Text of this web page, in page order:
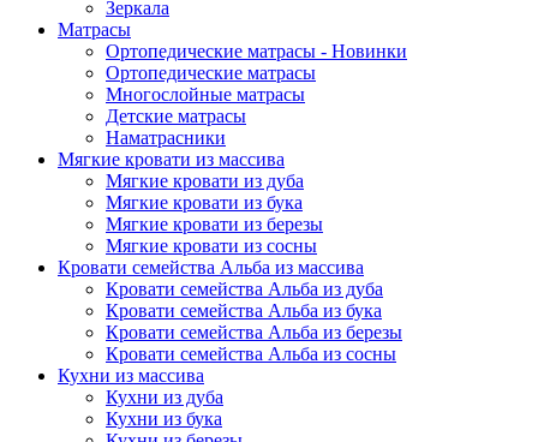
Зеркала
Матрасы
Ортопедические матрасы - Новинки
Ортопедические матрасы
Многослойные матрасы
Детские матрасы
Наматрасники
Мягкие кровати из массива
Мягкие кровати из дуба
Мягкие кровати из бука
Мягкие кровати из березы
Мягкие кровати из сосны
Кровати семейства Альба из массива
Кровати семейства Альба из дуба
Кровати семейства Альба из бука
Кровати семейства Альба из березы
Кровати семейства Альба из сосны
Кухни из массива
Кухни из дуба
Кухни из бука